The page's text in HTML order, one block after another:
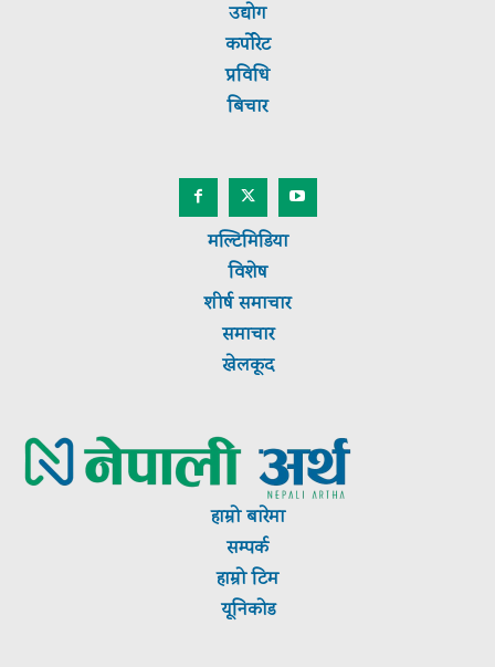
उद्योग
कर्पाेरेट
प्रविधि
बिचार
मल्टिमिडिया
विशेष
शीर्षसमाचार
समाचार
खेलकूद
हाम्रो बारेमा
सम्पर्क
हाम्रो टिम
यूनिकोड